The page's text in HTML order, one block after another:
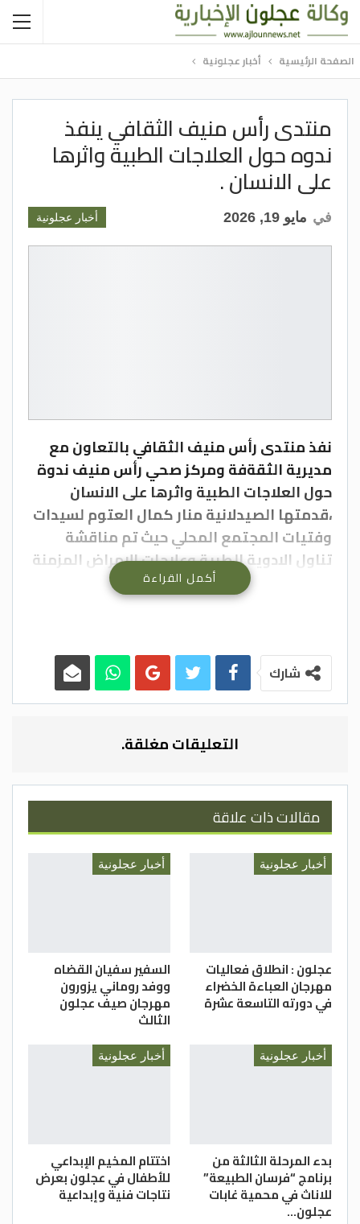
الصفحة الرئيسية أخبار عجلونية
منتدى رأس منيف الثقافي ينفذ
ندوه حول العلاجات الطبية واثرها
على الانسان .
أخبار عجلونية في مايو 19, 2026
نفذ منتدى رأس منيف الثقافي بالتعاون مع
مديرية الثقةفة ومركز صحي رأس منيف ندوة
حول العلاجات الطبية واثرها على الانسان
،قدمتها الصيدلانية منار كمال العتوم لسيدات
وفتيات المجتمع المحلي حيث تم مناقشة
تناول الادوية الطبية وعلاجات الامراض المزمنة
الفوائد والمضار عند تناولها بشكل غير صحيح
ودون وصفة طيبة ، وحضر الندوة التي ادارتها
توفيق المومني ورئيس المنتدى عبد القضاة
وامين الدكتور غسان القضاة .
وكان رئيس المنتدى قد ثمن تعاون المركز
الهادفة لتعزيز فهم ومعرفة السيدات
الدستور _ علي القضاة
أكمل القراءة
شارك
التعليقات مغلقة.
مقالات ذات علاقة
أخبار عجلونية
عجلون : انطلاق فعاليات
مهرجان العباءة الخضراء
في دورته التاسعة عشرة
أخبار عجلونية
السفير سفيان القضاه
ووفد روماني يزورون
مهرجان صيف عجلون
الثالث
أخبار عجلونية
بدء المرحلة الثالثة من
برنامج “فرسان الطبيعة”
للاناث في محمية غابات
عجلون…
أخبار عجلونية
اختتام المخيم الإبداعي
للأطفال في عجلون بعرض
نتاجات فنية وإبداعية